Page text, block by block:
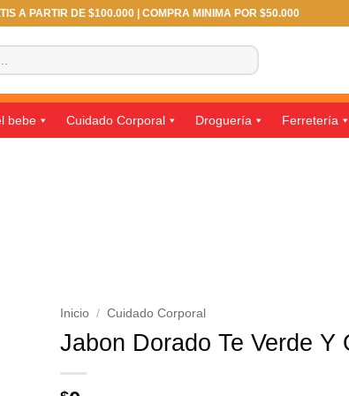
A PARTIR DE $100.000 | COMPRA MINIMA POR $50.000
bebe Cuidado Corporal Droguería Ferretería
Inicio / Cuidado Corporal
Jabon Dorado Te Verde Y